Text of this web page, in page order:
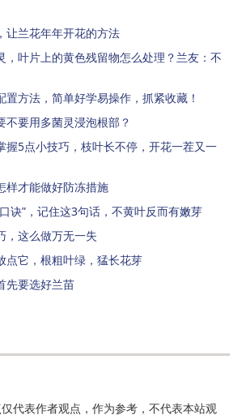
让兰花年年开花的方法
，叶片上的黄色残留物怎么处理？兰友：不
置方法，简单好学易操作，抓紧收藏！
不要用多菌灵浸泡根部？
握5点小技巧，枝叶长不停，开花一茬又一
样才能做好防冻措施
诀”，记住这3句话，不黄叶反而有嫩芽
，这么做万无一失
点它，根粗叶绿，猛长花芽
先要选好兰苗
仅代表作者观点，作为参考，不代表本站观